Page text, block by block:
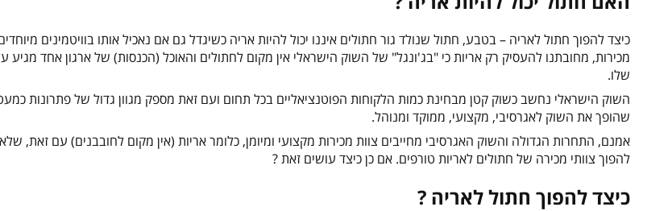
כיצד להפוך חתול לאריה – בטבע, חתול שנולד גור חתולים איננו יכול להיות אריה כשיגדל גם אם נאכיל אותו בוויטמינים
מכירות, מחובתנו להעסיק רק אריות כי "בג'ונגל" של השוק הישראלי אין מקום לחתולים והאוכל (הכנסות) של ארגון אחד
שלו.
השוק הישראלי נחשב כשוק קטן מבחינת כמות הלקוחות הפוטנציאליים בכל תחום ועם זאת מספק מגוון גדול של פתרונות
שהופך את השוק לאגרסיבי, מקצועי, ממוקד ומנוהל.
אמנם, התחרות הגדולה והשוק האגרסיבי מחייבים צוות מכירות מקצועי ומיומן, כלומר אריות (אין מקום לחובבנים) עם זאת,
להפוך צוותי מכירה של חתולים לאריות טורפים. אם כן כיצד עושים זאת ?
כיצד להפוך חתול לאריה ?